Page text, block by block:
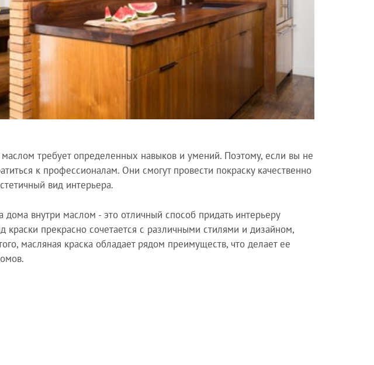
требует определенных навыков и умений. Поэтому, если вы не
к профессионалам. Они смогут провести покраску качественно
вид интерьера.
внутри маслом - это отличный способ придать интерьеру
краски прекрасно сочетается с различными стилями и дизайном,
масляная краска обладает рядом преимуществ, что делает ее